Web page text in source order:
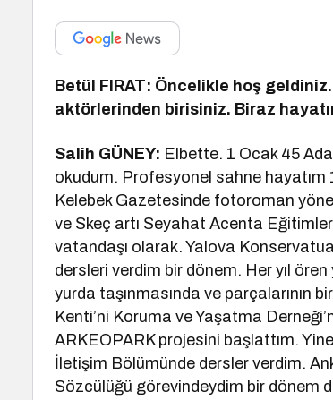
Betül FIRAT: Öncelikle hoş
aktörlerinden birisiniz. Biraz
Salih GÜNEY: Elbette. 1 Ocak 45
okudum. Profesyonel sahne hayatım
Kelebek Gazetesinde fotoroman
ve Skeç artı Seyahat Acenta
vatandaşı olarak. Yalova
dersleri verdim bir dönem. Her yıl
yurda taşınmasında ve parçalarının
Kenti’ni Koruma ve Yaşatma
ARKEOPARK projesini başlattım.
İletişim Bölümünde dersler verdim.
Sözcülüğü görevindeydim bir dönem